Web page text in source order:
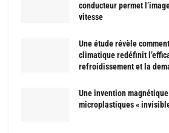
conducteur permet
vitesse
Une étude révèle
climatique redéfinit
refroidissement et la
Une invention
microplastiques «